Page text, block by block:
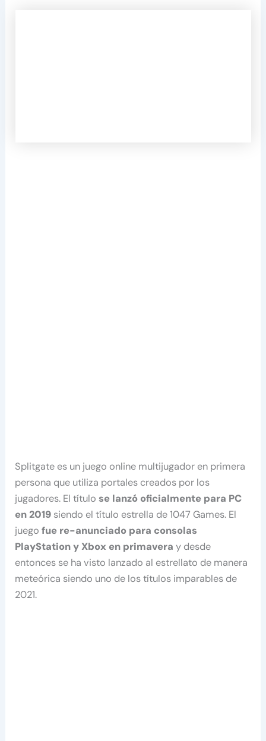
Splitgate es un juego online multijugador en primera
persona que utiliza portales creados por los
jugadores. El títulose lanzó oficialmente para PC
en 2019 siendo el título estrella de 1047 Games. El
juego fue re-anunciado para consolas
PlayStation y Xbox en primaveray desde
entonces se ha visto lanzado al estrellato de manera
meteórica siendo uno de los títulos imparables de
2021.